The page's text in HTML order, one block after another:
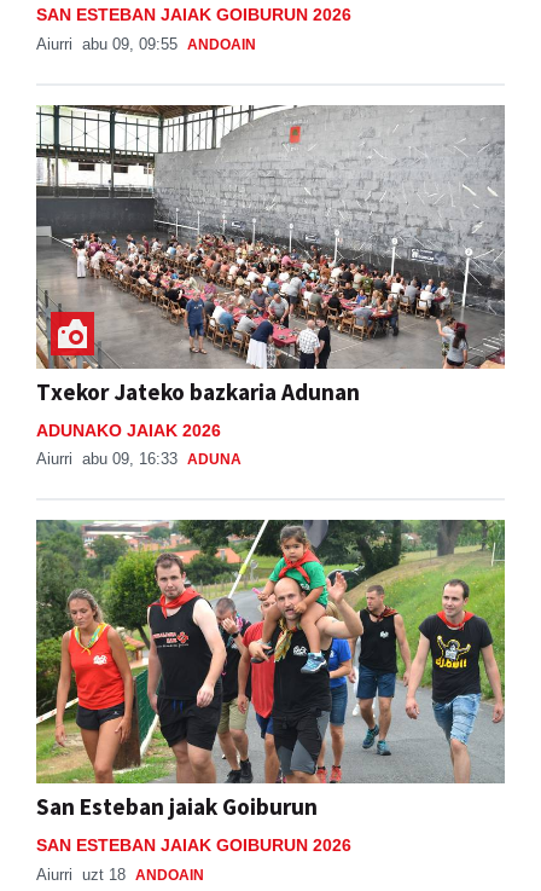
SAN ESTEBAN JAIAK GOIBURUN 2026
Aiurri abu 09, 09:55 ANDOAIN
Txekor Jateko bazkaria Adunan
ADUNAKO JAIAK 2026
Aiurri abu 09, 16:33 ADUNA
San Esteban jaiak Goiburun
SAN ESTEBAN JAIAK GOIBURUN 2026
Aiurri uzt 18 ANDOAIN